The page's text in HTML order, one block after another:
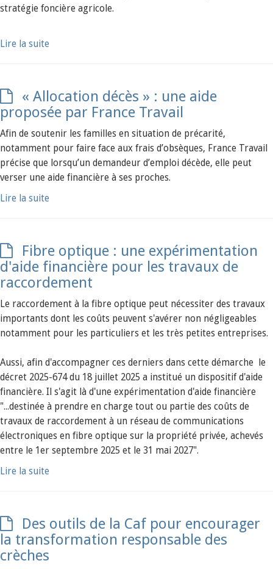
stratégie foncière agricole.
Lire la suite
« Allocation décès » : une aide
proposée par France Travail
Afin de soutenir les familles en situation de précarité,
notamment pour faire face aux frais d’obsèques, France Travail
précise que lorsqu’un demandeur d’emploi décède, elle peut
verser une aide financière à ses proches.
Lire la suite
Fibre optique : une expérimentation
d'aide financière pour les travaux de
raccordement
Le raccordement à la fibre optique peut nécessiter des travaux
importants dont les coûts peuvent s'avérer non négligeables
notamment pour les particuliers et les très petites entreprises.
Aussi, afin d'accompagner ces derniers dans cette démarche le
décret 2025-674 du 18 juillet 2025 a institué un dispositif d'aide
financière. Il s'agit là d'une expérimentation d'aide financière
"...destinée à prendre en charge tout ou partie des coûts de
travaux de raccordement à un réseau de communications
électroniques en fibre optique sur la propriété privée, achevés
entre le 1er septembre 2025 et le 31 mai 2027".
Lire la suite
Des outils de la Caf pour encourager
la transformation responsable des
crèches